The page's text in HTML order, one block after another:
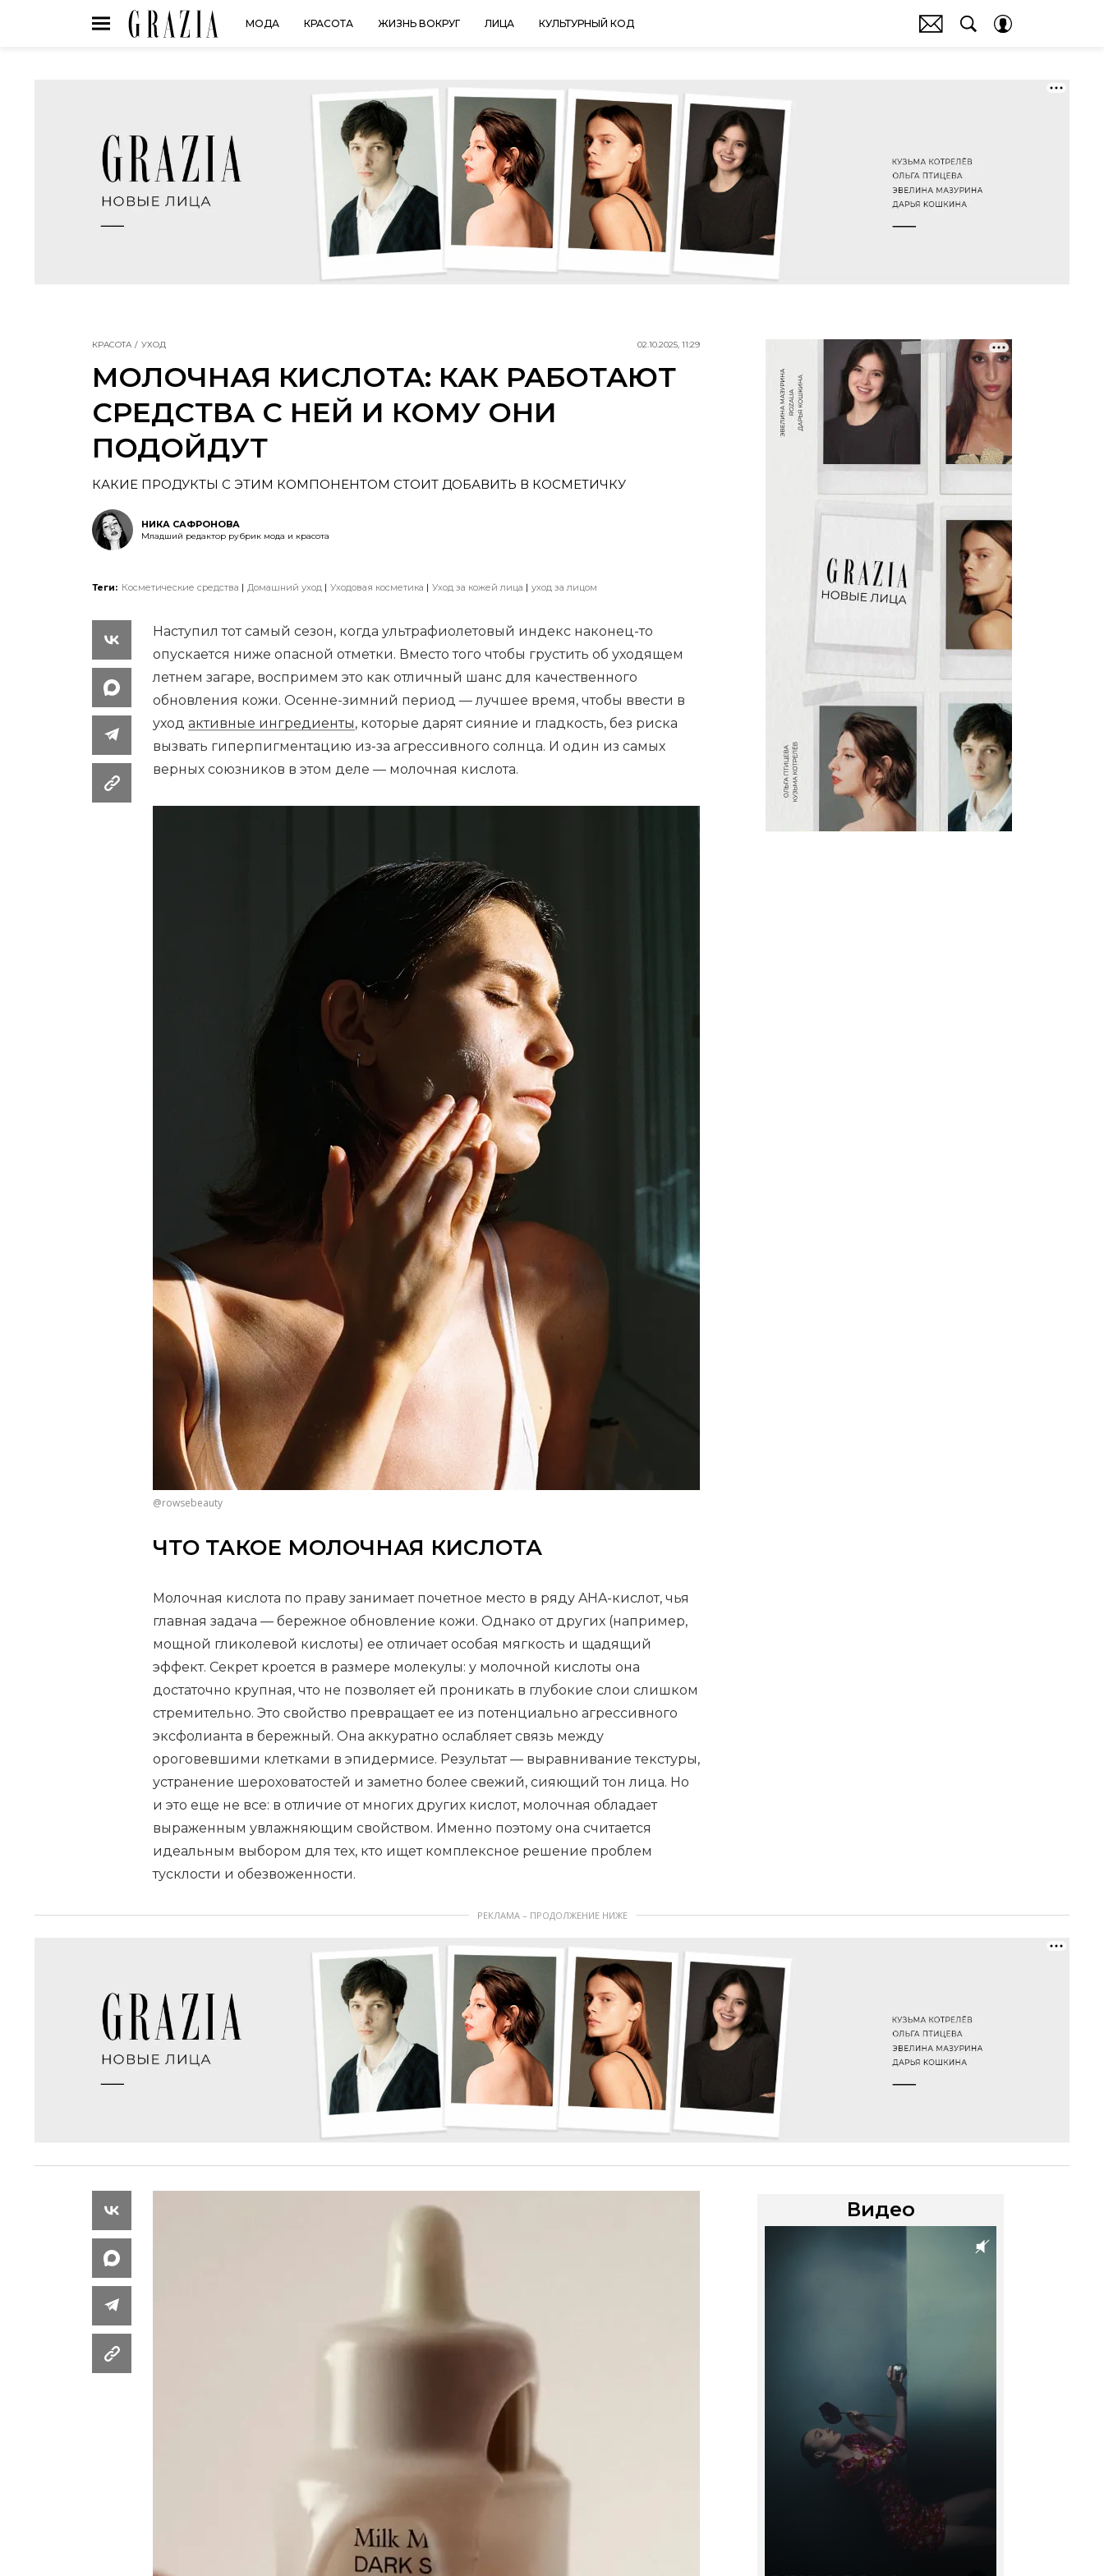
МОДА КРАСОТА ЖИЗНЬ ВОКРУГ ЛИЦА КУЛЬТУРНЫЙ КОД
КРАСОТА УХОД 02.10.2025, 11:29
МОЛОЧНАЯ КИСЛОТА: КАК РАБОТАЮТ
СРЕДСТВА С НЕЙ И КОМУ ОНИ
ПОДОЙДУТ
КАКИЕ ПРОДУКТЫ С ЭТИМ КОМПОНЕНТОМ СТОИТ ДОБАВИТЬ В КОСМЕТИЧКУ
НИКА САФРОНОВА
Младший редактор рубрик мода и красота
Теги: Косметические средства Домашний уход Уходовая косметика Уход за кожей лица уход за лицом
Наступил тот самый сезон, когда ультрафиолетовый индекс наконец-то
опускается ниже опасной отметки. Вместо того чтобы грустить об уходящем
летнем загаре, воспримем это как отличный шанс для качественного
обновления кожи. Осенне-зимний период — лучшее время, чтобы ввести в
уход активные ингредиенты, которые дарят сияние и гладкость, без риска
вызвать гиперпигментацию из-за агрессивного солнца. И один из самых
верных союзников в этом деле — молочная кислота.
@rowsebeauty
ЧТО ТАКОЕ МОЛОЧНАЯ КИСЛОТА
Молочная кислота по праву занимает почетное место в ряду AHA-кислот, чья
главная задача — бережное обновление кожи. Однако от других (например,
мощной гликолевой кислоты) ее отличает особая мягкость и щадящий
эффект. Секрет кроется в размере молекулы: у молочной кислоты она
достаточно крупная, что не позволяет ей проникать в глубокие слои слишком
стремительно. Это свойство превращает ее из потенциально агрессивного
эксфолианта в бережный. Она аккуратно ослабляет связь между
ороговевшими клетками в эпидермисе. Результат — выравнивание текстуры,
устранение шероховатостей и заметно более свежий, сияющий тон лица. Но
и это еще не все: в отличие от многих других кислот, молочная обладает
выраженным увлажняющим свойством. Именно поэтому она считается
идеальным выбором для тех, кто ищет комплексное решение проблем
тусклости и обезвоженности.
РЕКЛАМА – ПРОДОЛЖЕНИЕ НИЖЕ